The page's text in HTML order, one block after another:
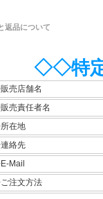
返品について
◇◇特
売店舗名
売責任者名
在地
絡先
Mail
注文方法